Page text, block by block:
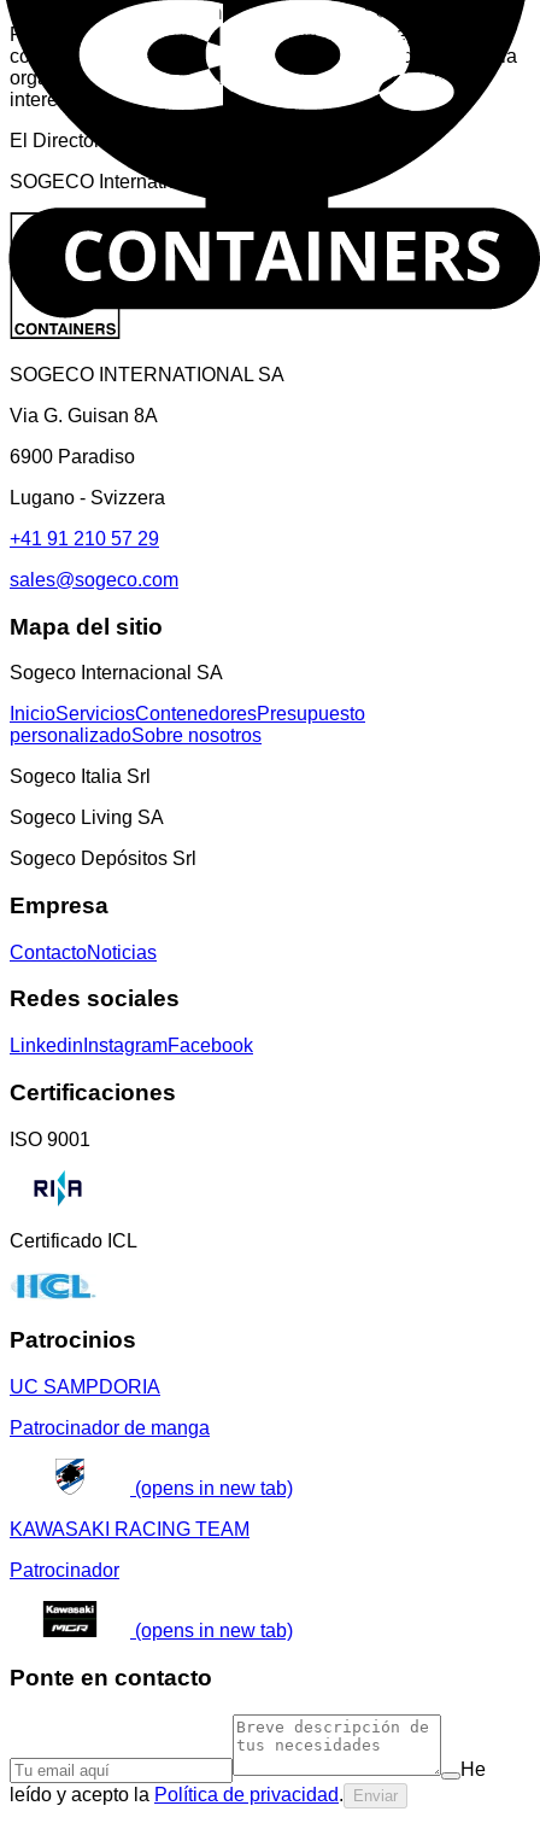
La Alta Dirección se compromete a revisar y actualizar esta
Política cuando cambien las directrices estratégicas
corporativas, asegurando su implementación, difusión en la
organización y disponibilidad para todas las partes
interesadas.
El Director General
SOGECO International SA
SOGECO INTERNATIONAL SA
Via G. Guisan 8A
6900 Paradiso
Lugano - Svizzera
+41 91 210 57 29
sales@sogeco.com
Mapa del sitio
Sogeco Internacional SA
InicioServiciosContenedoresPresupuesto
personalizadoSobre nosotros
Sogeco Italia Srl
Sogeco Living SA
Sogeco Depósitos Srl
Empresa
ContactoNoticias
Redes sociales
Linkedin InstagramFacebook
Certificaciones
ISO 9001
Certificado ICL
Patrocinios
UC SAMPDORIA
Patrocinador de manga
(opens in new tab)
KAWASAKI RACING TEAM
Patrocinador
(opens in new tab)
Ponte en contacto
He
leído y acepto la Política de privacidad. Enviar